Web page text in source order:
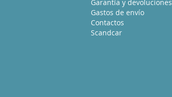
Garantía y devoluciones
Gastos de envío
Contactos
Scandcar